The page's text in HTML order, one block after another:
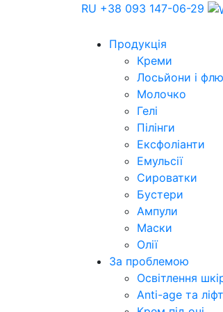
RU +38 093 147-06-29
Продукція
Креми
Лосьйони і
Молочко
Гелі
Пілінги
Ексфоліанти
Емульсії
Сироватки
Бустери
Ампули
Маски
Олії
За проблемою
Освітлення
Anti-age та